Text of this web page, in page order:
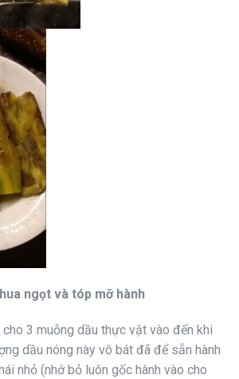
ngọt và tóp mỡ hành
cho 3 muỗng dầu thực vật vào đến khi
dầu nóng này vô bát đã để sẵn hành
nhỏ (nhớ bỏ luôn gốc hành vào cho